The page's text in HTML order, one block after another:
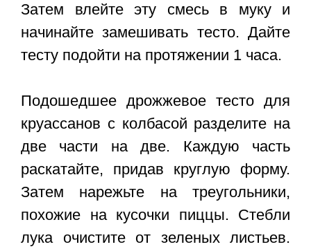
Затем влейте эту смесь в муку и
начинайте замешивать тесто. Дайте
тесту подойти на протяжении 1 часа.
Подошедшее дрожжевое тесто для
круассанов с колбасой разделите на
две части на две. Каждую часть
раскатайте, придав круглую форму.
Затем нарежьте на треугольники,
похожие на кусочки пиццы. Стебли
лука очистите от зеленых листьев.